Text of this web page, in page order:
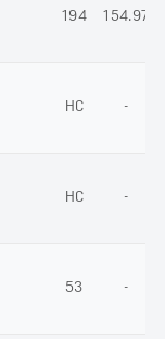
194 154.97
НС -
НС -
53 -